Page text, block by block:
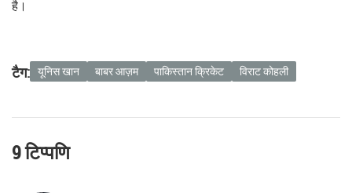
है।
टैग: यूनिस खान बाबर आज़म पाकिस्तान क्रिकेट विराट कोहली
9 टिप्पणि